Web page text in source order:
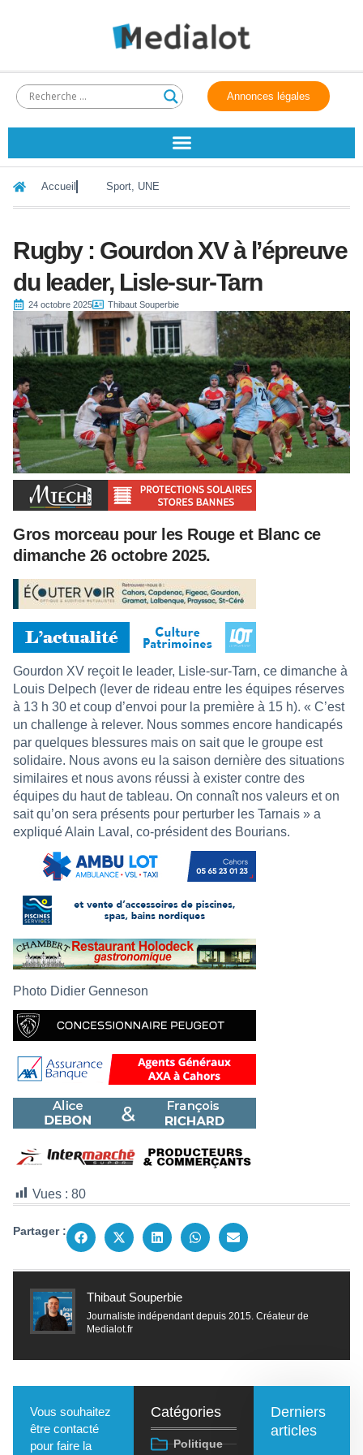
Annonces légales
Accueil Sport, UNE
Rugby : Gourdon XV à l’épreuve
du leader, Lisle-sur-Tarn
24 octobre 2025 Thibaut Souperbie
Gros morceau pour les Rouge et Blanc ce
dimanche 26 octobre 2025.
Gourdon XV reçoit le leader, Lisle-sur-Tarn, ce dimanche à
Louis Delpech (lever de rideau entre les équipes réserves
à 13 h 30 et coup d’envoi pour la première à 15 h). « C’est
un challenge à relever. Nous sommes encore handicapés
par quelques blessures mais on sait que le groupe est
solidaire. Nous avons eu la saison dernière des situations
similaires et nous avons réussi à exister contre des
équipes du haut de tableau. On connaît nos valeurs et on
sait qu’on sera présents pour perturber les Tarnais » a
expliqué Alain Laval, co-président des Bourians.
Photo Didier Genneson
Vues : 80
Partager :
Thibaut Souperbie
Journaliste indépendant depuis 2015. Créateur de
Medialot.fr
Vous souhaitez
être contacté
pour faire la
Catégories
Politique
Derniers
articles